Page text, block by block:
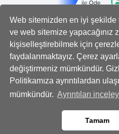
Web sitemizden en iyi
ve web sitemize yapacağınız
kişiselleştirebilmek için
faydalanmaktayız. Çerez
değiştirmeniz mümkündür.
Politikamıza ayrıntılardan
mümkündür. Ayrıntıları
Tamam